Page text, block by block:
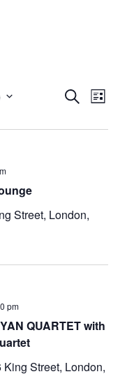
po
Szukaj
Lista
Street, London,
QUARTET with
pm
King Street, London,